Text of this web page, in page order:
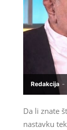
Redakcija -
Da li znate
nastavku